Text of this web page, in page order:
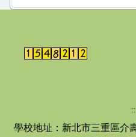
學校地址：新北市三重區介